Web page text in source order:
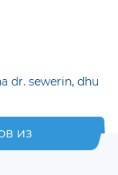
dr. sewerin, dhu
из